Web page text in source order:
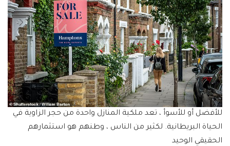
للأفضل أو للأسوأ ، تعد ملكية المنازل واحدة من حجر الزاوية في
الحياة البريطانية. لكثير من الناس ، وطنهم هو استثمارهم
الحقيقي الوحيد